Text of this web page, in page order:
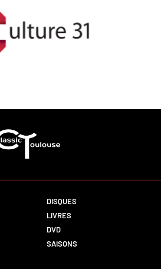
DISQUES
LIVRES
DVD
SAISONS